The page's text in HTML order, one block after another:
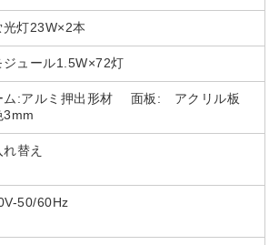
光灯23W×2本
ジュール1.5W×72灯
ム:アルミ押出形材 面板: アクリル板
3mm
替え
50/60Hz